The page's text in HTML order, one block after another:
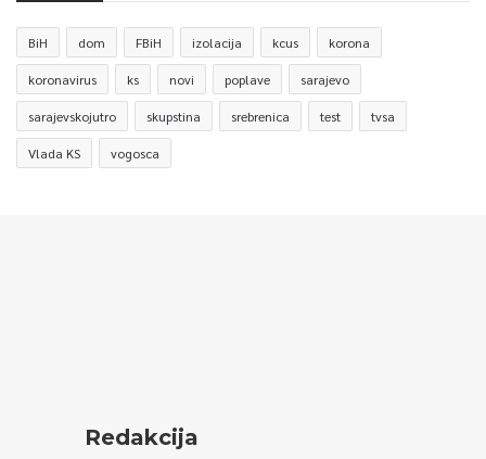
BiH dom FBiH izolacija kcus korona
koronavirus ks novi poplave sarajevo
sarajevskojutro skupstina srebrenica test tvsa
Vlada KS vogosca
Redakcija